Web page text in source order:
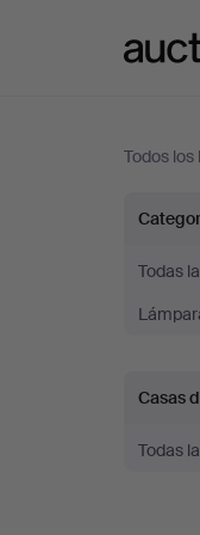
Todos los
de
pie
en
Todas
Casas
Todas